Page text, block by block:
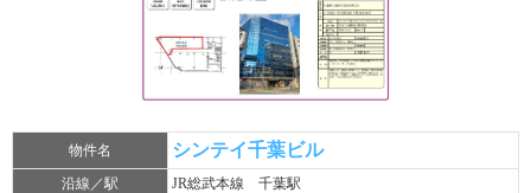
物件名 シンテイ千葉ビル
沿線／駅
JR総武本線 千葉駅